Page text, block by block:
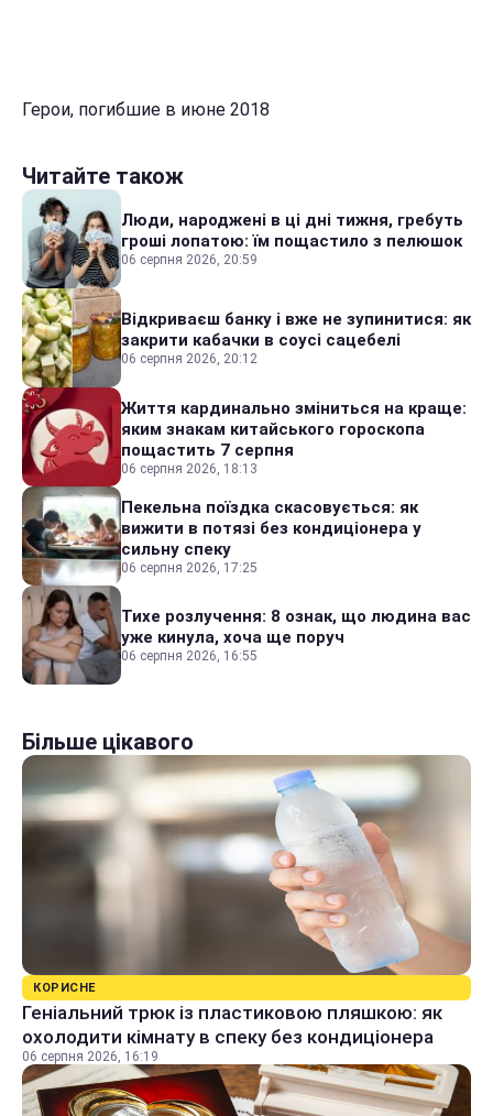
Герои, погибшие в июне 2018
Читайте також
Люди, народжені в ці дні тижня, гребуть
гроші лопатою: їм пощастило з пелюшок
06 серпня 2026, 20:59
Відкриваєш банку і вже не зупинитися: як
закрити кабачки в соусі сацебелі
06 серпня 2026, 20:12
Життя кардинально зміниться на краще:
яким знакам китайського гороскопа
пощастить 7 серпня
06 серпня 2026, 18:13
Пекельна поїздка скасовується: як
вижити в потязі без кондиціонера у
сильну спеку
06 серпня 2026, 17:25
Тихе розлучення: 8 ознак, що людина вас
уже кинула, хоча ще поруч
06 серпня 2026, 16:55
Більше цікавого
КОРИСНЕ
Геніальний трюк із пластиковою пляшкою: як
охолодити кімнату в спеку без кондиціонера
06 серпня 2026, 16:19